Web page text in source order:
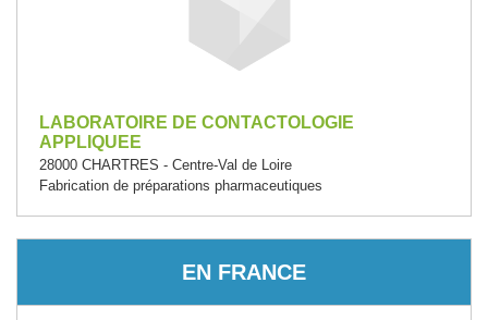
LABORATOIRE DE CONTACTOLOGIE
APPLIQUEE
28000 CHARTRES - Centre-Val de Loire
Fabrication de préparations pharmaceutiques
EN FRANCE